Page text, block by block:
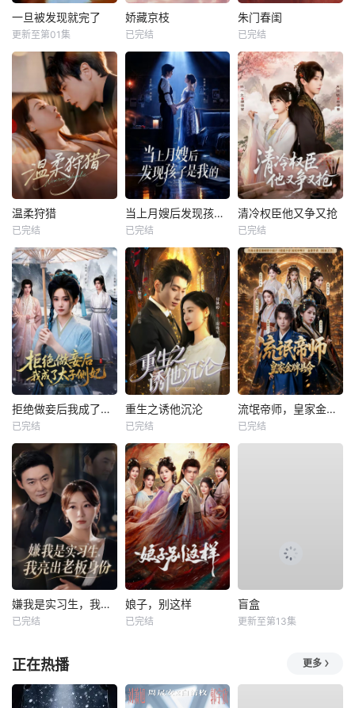
一旦被发现就完了
更新至第01集
娇藏京枝
已完结
朱门春闺
已完结
温柔狩猎
已完结
当上月嫂后发现孩子是我的
已完结
清冷权臣他又争又抢
已完结
拒绝做妾后我成了太子侧妃
已完结
重生之诱他沉沦
已完结
流氓帝师，皇家金牌县令
已完结
嫌我是实习生，我亮出老板身份
已完结
娘子，别这样
已完结
盲盒
更新至第13集
正在热播 更多